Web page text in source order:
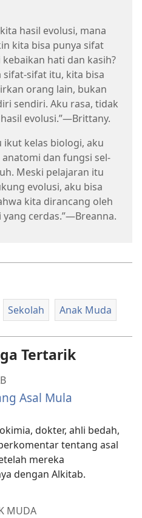
hasil evolusi, mana
kita bisa punya sifat
hati dan kasih?
sifat-sifat itu, kita bisa
orang lain, bukan
sendiri. Aku rasa, tidak
evolusi.”​—Brittany.
ikut kelas biologi, aku
anatomi dan fungsi sel-
Meski pelajaran itu
evolusi, aku bisa
kita dirancang oleh
yang cerdas.”​—Breanna.
Sekolah Anak Muda
Tertarik
Asal Mula
dokter, ahli bedah,
tentang asal
mereka
dengan Alkitab.
MUDA